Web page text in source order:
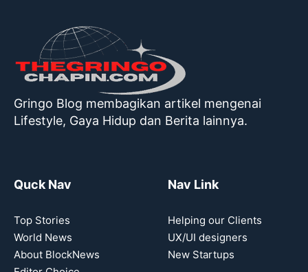
Gringo Blog membagikan artikel mengenai
Lifestyle, Gaya Hidup dan Berita lainnya.
Quck Nav
Top Stories
World News
About BlockNews
Nav Link
Helping our Clients
UX/UI designers
New Startups